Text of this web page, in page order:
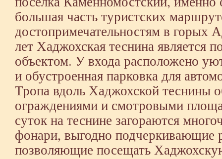
большая часть туристских
достопримечательностям в горых
лет Хаджохская теснина является
объектом. У входа расположено
и обустроенная парковка для
Тропа вдоль Хаджохской теснины
ограждениями и смотровыми
суток на теснине загораются
фонари, выгодно подчеркивающие
позволяющие посещать